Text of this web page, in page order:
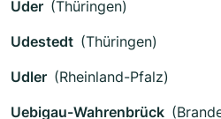
Uder (Thüringen)
Udestedt (Thüringen)
Udler (Rheinland-Pfalz)
Uebigau-Wahrenbrück